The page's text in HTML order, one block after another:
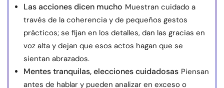
Las acciones dicen mucho Muestran cuidado a
través de la coherencia y de pequeños gestos
prácticos; se fijan en los detalles, dan las gracias en
voz alta y dejan que esos actos hagan que se
sientan abrazados.
Mentes tranquilas, elecciones cuidadosas Piensan
antes de hablar y pueden analizar en exceso o